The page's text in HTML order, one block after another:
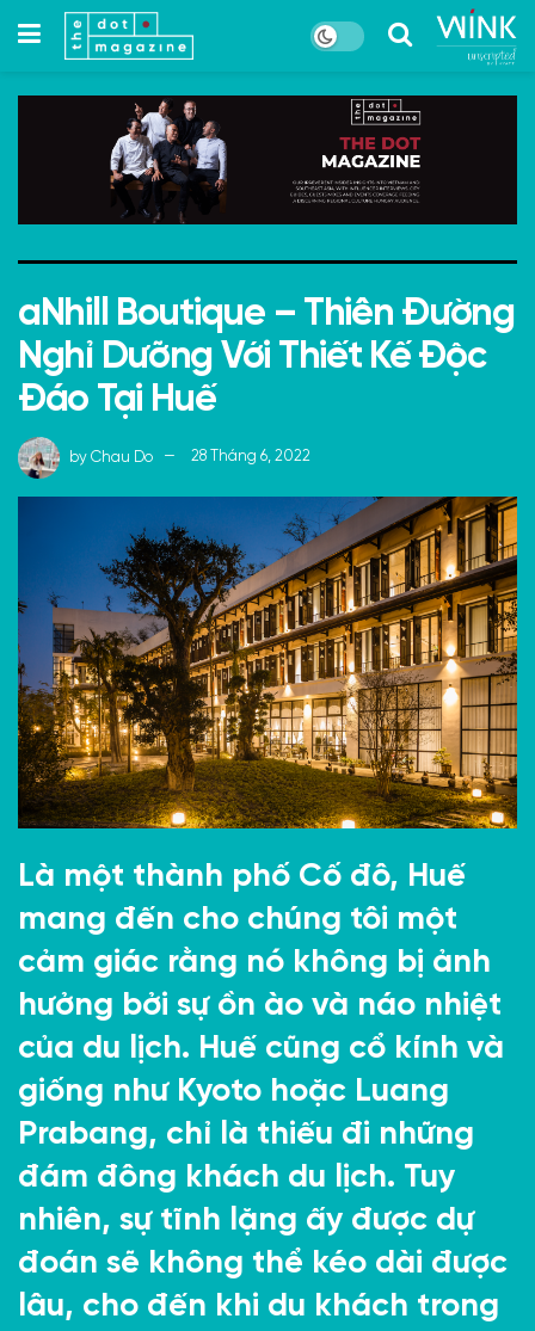
aNhill Boutique – Thiên Đường
Nghỉ Dưỡng Với Thiết Kế Độc
Đáo Tại Huế
by Chau Do 28 Tháng 6, 2022
Là một thành phố Cố đô, Huế
mang đến cho chúng tôi một
cảm giác rằng nó không bị ảnh
hưởng bởi sự ồn ào và náo nhiệt
của du lịch. Huế cũng cổ kính và
giống như Kyoto hoặc Luang
Prabang, chỉ là thiếu đi những
đám đông khách du lịch. Tuy
nhiên, sự tĩnh lặng ấy được dự
đoán sẽ không thể kéo dài được
lâu, cho đến khi du khách trong